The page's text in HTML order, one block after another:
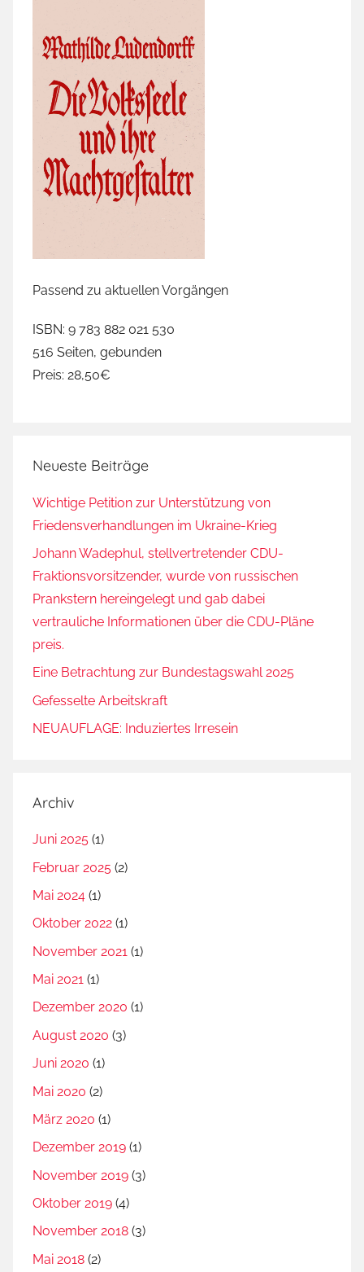
Passend zu aktuellen Vorgängen
ISBN: 9 783 882 021 530
516 Seiten, gebunden
Preis: 28,50€
Neueste Beiträge
Wichtige Petition zur Unterstützung von
Friedensverhandlungen im Ukraine-Krieg
Johann Wadephul, stellvertretender CDU-
Fraktionsvorsitzender, wurde von russischen
Prankstern hereingelegt und gab dabei
vertrauliche Informationen über die CDU-Pläne
preis.
Eine Betrachtung zur Bundestagswahl 2025
Gefesselte Arbeitskraft
NEUAUFLAGE: Induziertes Irresein
Archiv
Juni 2025 (1)
Februar 2025 (2)
Mai 2024 (1)
Oktober 2022 (1)
November 2021 (1)
Mai 2021 (1)
Dezember 2020 (1)
August 2020 (3)
Juni 2020 (1)
Mai 2020 (2)
März 2020 (1)
Dezember 2019 (1)
November 2019 (3)
Oktober 2019 (4)
November 2018 (3)
Mai 2018 (2)